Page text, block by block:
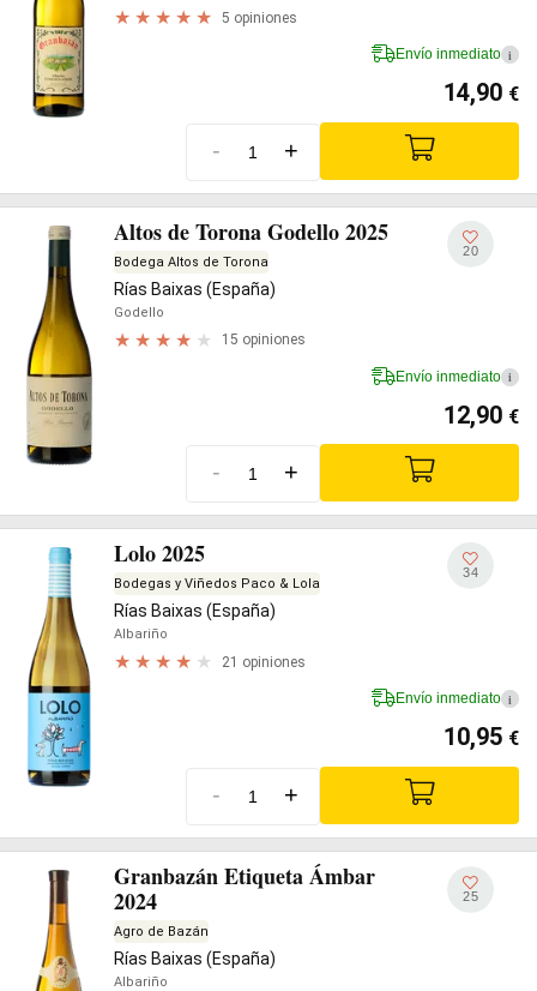
5 opiniones
Envío inmediato i
14,90 €
- +
Altos de Torona Godello 2025
Bodega Altos de Torona
Rías Baixas (España)
Godello
15 opiniones
20
Envío inmediato i
12,90 €
- +
Lolo 2025
Bodegas y Viñedos Paco & Lola
Rías Baixas (España)
Albariño
21 opiniones
34
Envío inmediato i
10,95 €
- +
Granbazán Etiqueta Ámbar
2024
Agro de Bazán
Rías Baixas (España)
Albariño
25